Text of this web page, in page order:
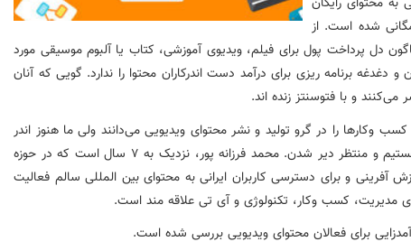
نوروز
بانک ملی ایران
شده است. از
دل پرداخت پول برای فیلم، ویدیوی آموزشی، کتاب یا آلبوم موسیقی مورد
و دغدغه برنامه ریزی برای درآمد دست اندرکاران محتوا را ندارد. گویی که آنان
و با فتوسنتز زنده اند.
کسب وکارها را در گرو تولید و نشر محتوای ویدیویی می‌دانند ولی ما هنوز اندر
خم فهم مدل‌های درآمدی مناسب هستیم و منتظر دیر شدن. محمد فرزانه پور، نزدیک به 7 سال است که در حوزه
آفرینی و برای دسترسی کاربران ایرانی به محتوای بین المللی سالم فعالیت
مدیریت، کسب وکار، تکنولوژی و آی تی علاقه مند است.
برای فعالان محتوای ویدیویی بررسی شده است.